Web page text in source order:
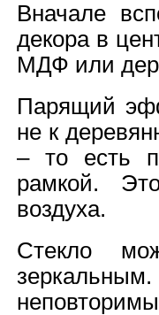
Вначале
декора в
МДФ или
Парящий
не к
– то есть
рамкой.
воздуха.
Стекло